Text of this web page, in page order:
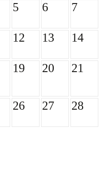
5 6 7
12 13 14
19 20 21
26 27 28